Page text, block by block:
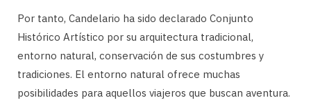
Por tanto, Candelario ha sido declarado Conjunto
Histórico Artístico por su arquitectura tradicional,
entorno natural, conservación de sus costumbres y
tradiciones. El entorno natural ofrece muchas
posibilidades para aquellos viajeros que buscan aventura.